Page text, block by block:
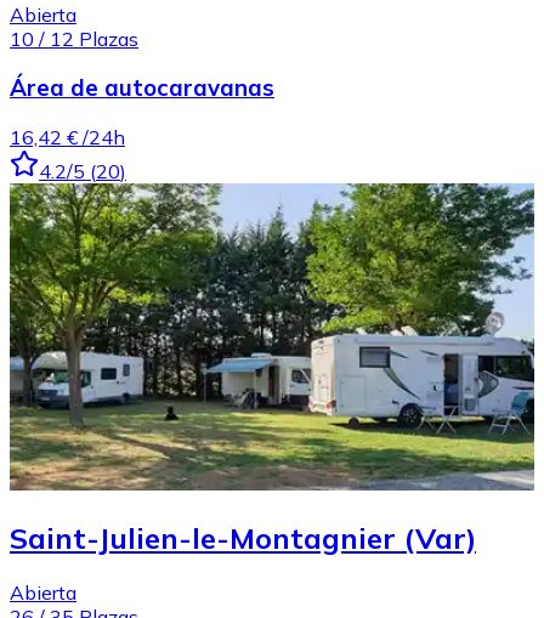
Abierta
10 / 12 Plazas
Área de autocaravanas
16,42 € /24h
4.2/5 (20)
Saint-Julien-le-Montagnier (Var)
Abierta